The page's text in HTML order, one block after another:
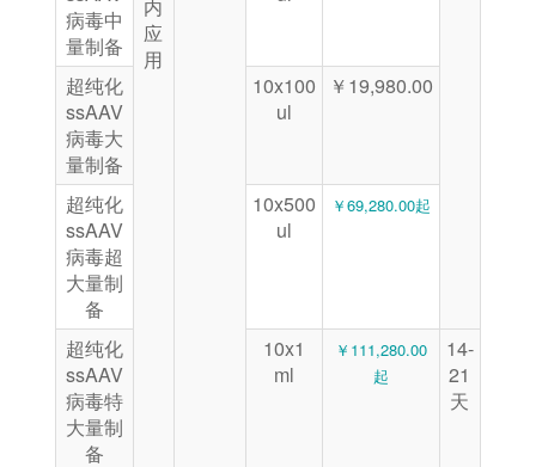
内
应
用
病毒中
量制备
超纯化
ssAAV
病毒⼤
量制备
10x100
ul
￥19,980.00
超纯化
ssAAV
病毒超
⼤量制
备
10x500
ul
￥69,280.00起
超纯化
ssAAV
病毒特
⼤量制
备
10x1
ml
￥111,280.00
起
14-
21
天